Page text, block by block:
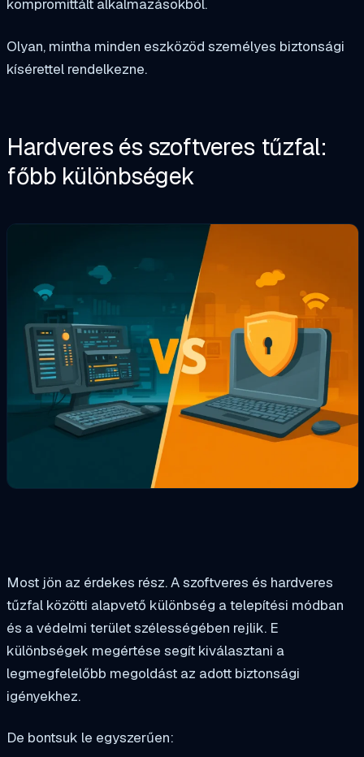
kompromittált alkalmazásokból.
Olyan, mintha minden eszközöd személyes biztonsági
kísérettel rendelkezne.
Hardveres és szoftveres tűzfal:
főbb különbségek
Most jön az érdekes rész. A szoftveres és hardveres
tűzfal közötti alapvető különbség a telepítési módban
és a védelmi terület szélességében rejlik. E
különbségek megértése segít kiválasztani a
legmegfelelőbb megoldást az adott biztonsági
igényekhez.
De bontsuk le egyszerűen: